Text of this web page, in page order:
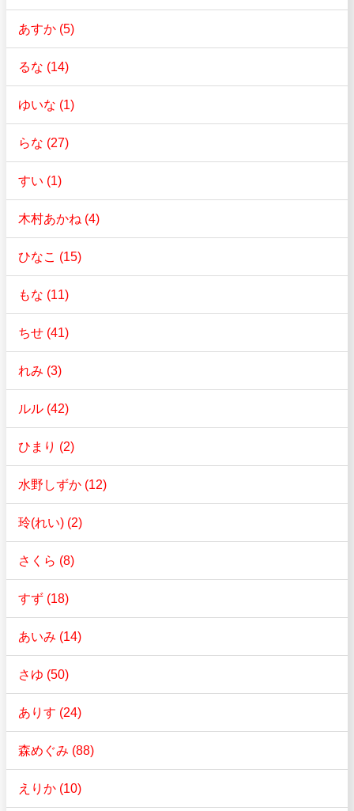
あすか (5)
るな (14)
ゆいな (1)
らな (27)
すい (1)
木村あかね (4)
ひなこ (15)
もな (11)
ちせ (41)
れみ (3)
ルル (42)
ひまり (2)
水野しずか (12)
玲(れい) (2)
さくら (8)
すず (18)
あいみ (14)
さゆ (50)
ありす (24)
森めぐみ (88)
えりか (10)